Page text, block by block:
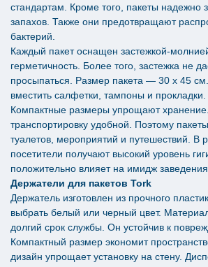
стандартам. Кроме того, пакеты надежно
запахов. Также они предотвращают
бактерий.
Каждый пакет оснащен застежкой-
герметичность. Более того, застежка не
просыпаться. Размер пакета — 30 x 45
вместить салфетки, тампоны и прокладки.
Компактные размеры упрощают
транспортировку удобной. Поэтому
туалетов, мероприятий и путешествий. В
посетители получают высокий уровень
положительно влияет на имидж заведения.
Держатели для пакетов Tork
Держатель изготовлен из прочного
выбрать белый или черный цвет.
долгий срок службы. Он устойчив к
Компактный размер экономит
дизайн упрощает установку на стену.